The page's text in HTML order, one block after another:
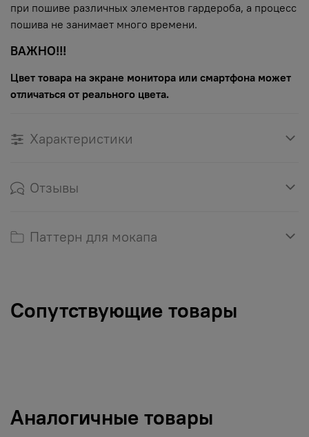
при пошиве различных элементов гардероба, а процесс
пошива не занимает много времени.
ВАЖНО!!!
Цвет товара на экране монитора или смартфона может
отличаться от реального цвета.
Характеристики
Отзывы
Паттерн для мокапа
Сопутствующие товары
Аналогичные товары